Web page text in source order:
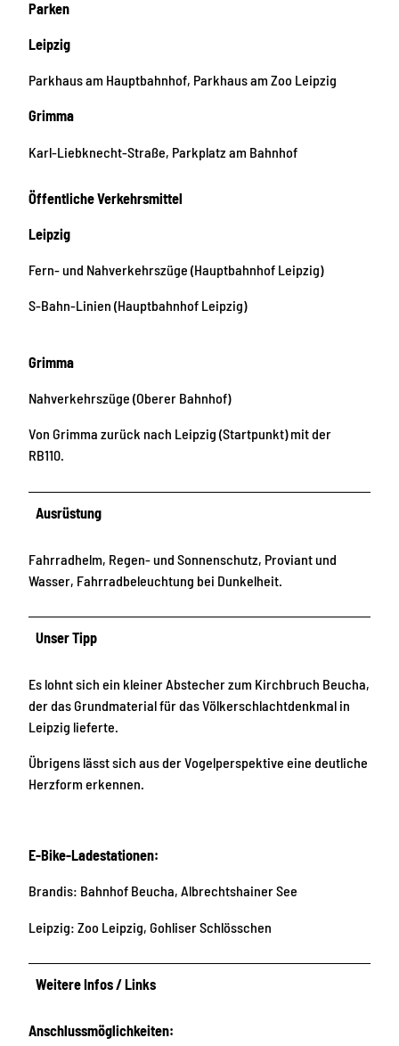
Parken
Leipzig
Parkhaus am Hauptbahnhof, Parkhaus am Zoo Leipzig
Grimma
Karl-Liebknecht-Straße, Parkplatz am Bahnhof
Öffentliche Verkehrsmittel
Leipzig
Fern- und Nahverkehrszüge (Hauptbahnhof Leipzig)
S-Bahn-Linien (Hauptbahnhof Leipzig)
Grimma
Nahverkehrszüge (Oberer Bahnhof)
Von Grimma zurück nach Leipzig (Startpunkt) mit der
RB110.
Ausrüstung
Fahrradhelm, Regen- und Sonnenschutz, Proviant und
Wasser, Fahrradbeleuchtung bei Dunkelheit.
Unser Tipp
Es lohnt sich ein kleiner Abstecher zum Kirchbruch Beucha,
der das Grundmaterial für das Völkerschlachtdenkmal in
Leipzig lieferte.
Übrigens lässt sich aus der Vogelperspektive eine deutliche
Herzform erkennen.
E-Bike-Ladestationen:
Brandis: Bahnhof Beucha, Albrechtshainer See
Leipzig: Zoo Leipzig, Gohliser Schlösschen
Weitere Infos / Links
Anschlussmöglichkeiten: